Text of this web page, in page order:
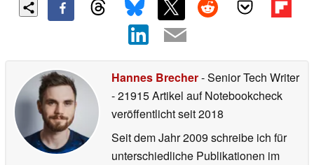
Hannes Brecher- Senior Tech Writer
- 21915 Artikel auf Notebookcheck
veröffentlichtseit 2018
Seit dem Jahr 2009 schreibe ich für
unterschiedliche Publikationen im